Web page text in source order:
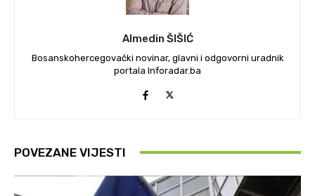
Almedin ŠIŠIĆ
Bosanskohercegovački novinar, glavni i odgovorni uradnik
portala Inforadar.ba
POVEZANE VIJESTI